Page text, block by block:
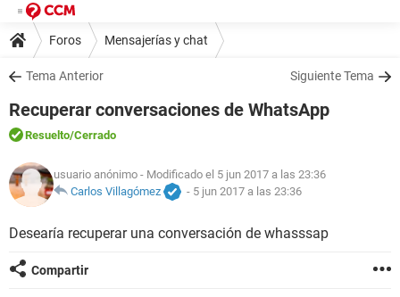
Foros Mensajerías y chat
Tema Anterior Siguiente Tema
Recuperar conversaciones de WhatsApp
Resuelto/Cerrado
usuario anónimo - Modificado el 5 jun 2017 a las 23:36
Carlos Villagómez
- 5 jun 2017 a las 23:36
Desearía recuperar una conversación de whasssap
Compartir